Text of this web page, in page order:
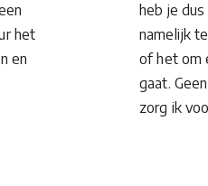
het
en
heb je
namelijk
of het om
gaat.
zorg ik